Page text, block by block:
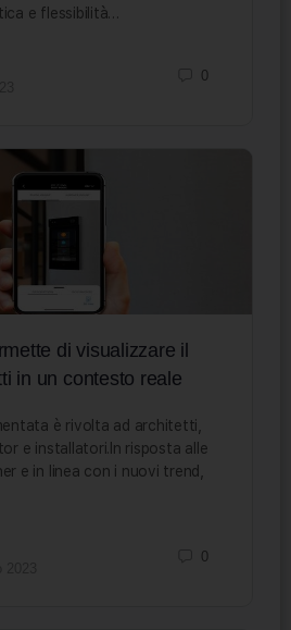
e flessibilità…
0
di visualizzare il
in un contesto reale
è rivolta ad architetti,
e installatori.In risposta alle
e in linea con i nuovi trend,
0